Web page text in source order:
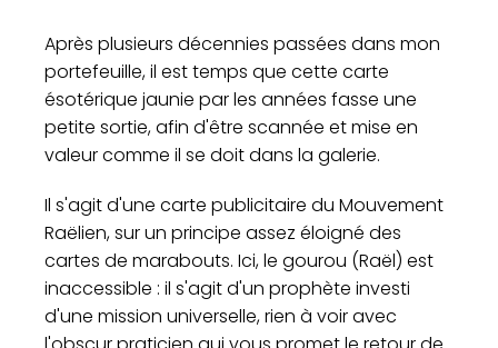
Après plusieurs décennies passées dans mon
portefeuille, il est temps que cette carte
ésotérique jaunie par les années fasse une
petite sortie, afin d'être scannée et mise en
valeur comme il se doit dans la galerie.
Il s'agit d'une carte publicitaire du Mouvement
Raëlien, sur un principe assez éloigné des
cartes de marabouts. Ici, le gourou (Raël) est
inaccessible : il s'agit d'un prophète investi
d'une mission universelle, rien à voir avec